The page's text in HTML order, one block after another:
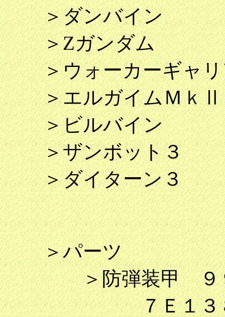
＞ダンバイン
＞Ζガンダム
＞ウォーカーギャリ
＞エルガイムＭｋⅡ
＞ビルバイン
＞ザンボット３
＞ダイターン３
＞パーツ
＞防弾装甲 ９
７Ｅ１３８７